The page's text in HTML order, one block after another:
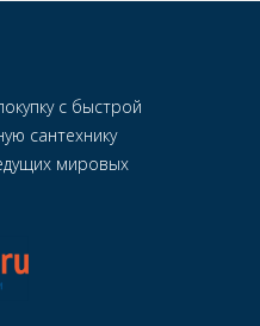
с быстрой
сантехнику
мировых